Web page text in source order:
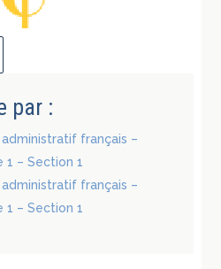
par :
administratif français –
1 – Section 1
administratif français –
1 – Section 1